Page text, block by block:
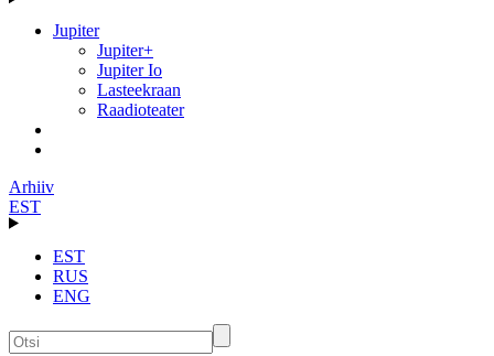
Jupiter
Jupiter+
Jupiter Io
Lasteekraan
Raadioteater
Arhiiv
EST
EST
RUS
ENG